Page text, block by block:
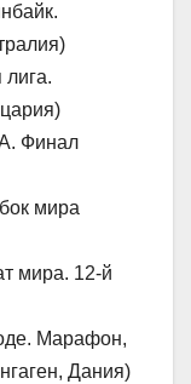
лига.
Финал
мира
мира. 12-й
Марафон,
Дания)